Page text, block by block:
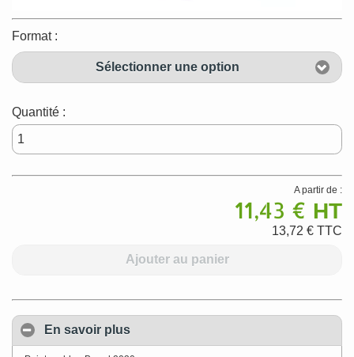
Format :
Sélectionner une option
Quantité :
A partir de :
11,43 € HT
13,72 € TTC
Ajouter au panier
En savoir plus